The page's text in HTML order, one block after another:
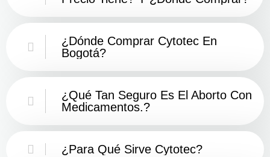
¿Dónde Comprar Cytotec En
Bogotá?
¿Qué Tan Seguro Es El Aborto Con
Medicamentos.?
¿Para Qué Sirve Cytotec?